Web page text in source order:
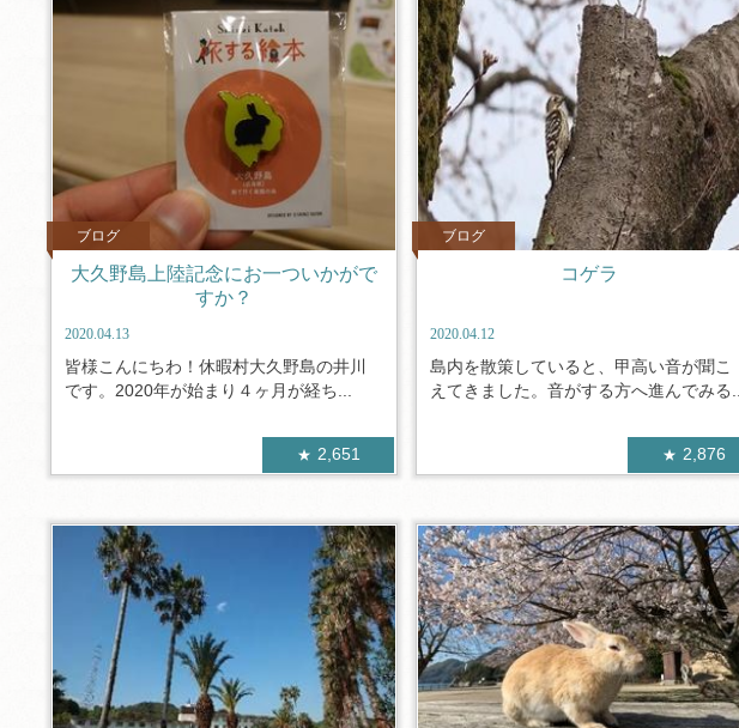
ブログ
大久野島上陸記念にお一ついかがで
すか？
2020.04.13
皆様こんにちわ！休暇村大久野島の井川
です。2020年が始まり４ヶ月が経ち...
2,651
ブログ
コゲラ
2020.04.12
島内を散策していると、甲高い音が聞こ
えてきました。音がする方へ進んでみる...
2,876